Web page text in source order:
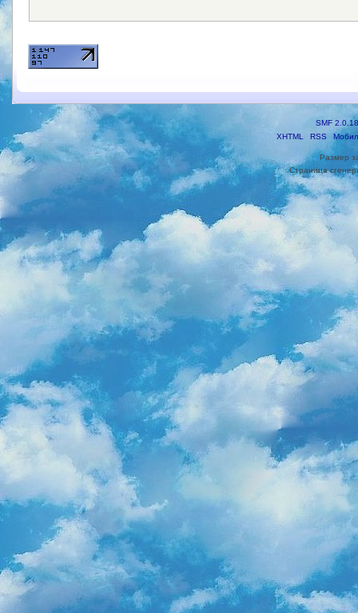
SMF 2.0.18
XHTML
RSS
Размер
Страница